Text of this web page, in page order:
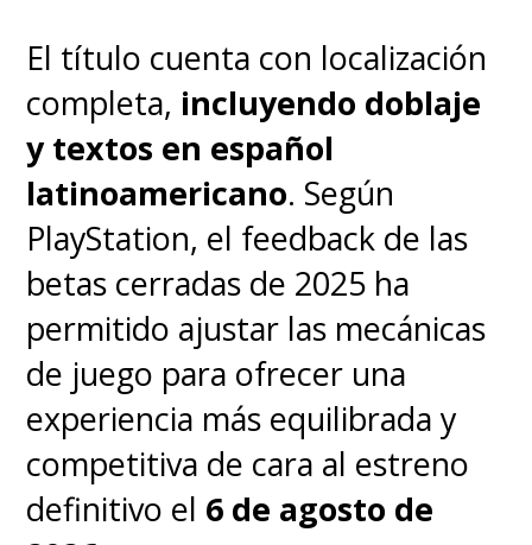
El título cuenta con localización
completa, incluyendo doblaje
y textos en español
latinoamericano. Según
PlayStation, el feedback de las
betas cerradas de 2025 ha
permitido ajustar las mecánicas
de juego para ofrecer una
experiencia más equilibrada y
competitiva de cara al estreno
definitivo el 6 de agosto de